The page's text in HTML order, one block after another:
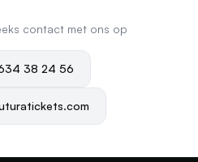
contact met ons op
38 24 56